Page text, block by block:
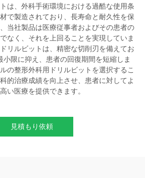
は、外科手術環境における過酷な使用条
で製造されており、長寿命と耐久性を保
当社製品は医療従事者およびその患者の
なく、それを上回ることを実現していま
リルビットは、精密な切削刃を備えてお
小限に抑え、患者の回復期間を短縮しま
の整形外科用ドリルビットを選択するこ
的治療成績を向上させ、患者に対してよ
い医療を提供できます。
見積もり依頼